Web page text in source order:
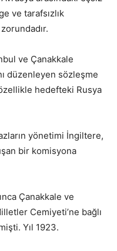
ve tarafsızlık
zorundadır.
ve Çanakkale
düzenleyen sözleşme
hedefteki Rusya
yönetimi İngiltere,
bir komisyona
Çanakkale ve
Cemiyeti’ne bağlı
Yıl 1923.